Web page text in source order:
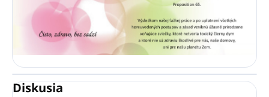
Diskusia